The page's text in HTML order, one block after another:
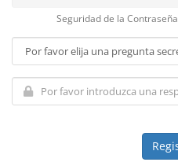
Seguridad de la